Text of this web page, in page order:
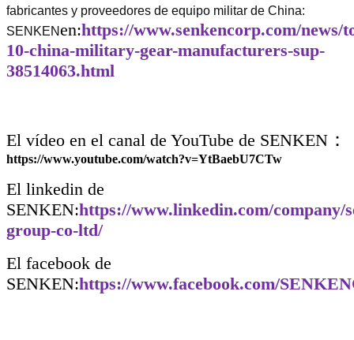
fabricantes y proveedores de equipo militar de China:
SENKENen:https://www.senkencorp.com/news/
10-china-military-gear-manufacturers-sup-
38514063.html
El vídeo en el canal de YouTube de SENKEN ：
https://www.youtube.com/watch?v=YtBaebU7CTw
El linkedin de
SENKEN:https://www.linkedin.com/company/
group-co-ltd/
El facebook de
SENKEN:https://www.facebook.com/